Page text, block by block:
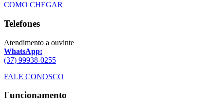
COMO CHEGAR
Telefones
Atendimento a ouvinte
WhatsApp:
(37) 99938-0255
FALE CONOSCO
Funcionamento